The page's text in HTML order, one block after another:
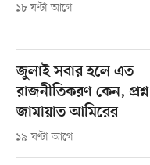
১৮ ঘণ্টা আগে
জুলাই সবার হলে এত
রাজনীতিকরণ কেন, প্রশ্ন
জামায়াত আমিরের
১৯ ঘণ্টা আগে